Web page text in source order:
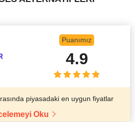
Puanımız
4.9
piyasadaki en uygun fiyatlar
Oku